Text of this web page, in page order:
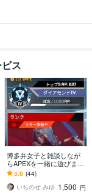
ス
博多弁女子と雑談しなが
らAPEXを一緒に遊びます
APEXキーマウ女子と楽し
く遊びませんか？
5.0 (44)
いちのせ みゆ 1,500 円